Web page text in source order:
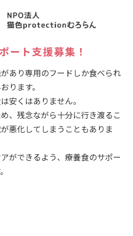
ート支援募集！
あり専用のフードしか食べられ
ります。
安くはありません。
、残念ながら十分に行き渡るこ
悪化してしまうこともありま
ができるよう、療養食のサポー